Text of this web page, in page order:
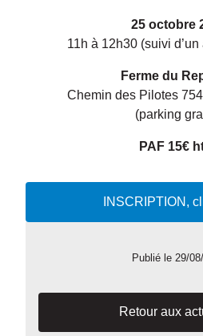
25 octobre
11h à 12h30 (suivi
Ferme du
Chemin des Pilotes
(parking
PAF 15€
INSCRIPTION,
Publié le 29/
Retour aux